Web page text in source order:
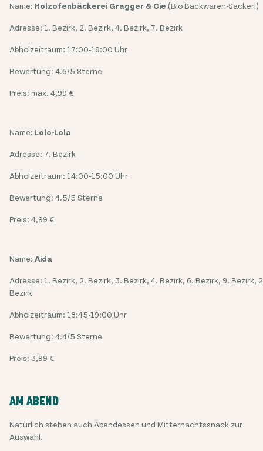
Name: Holzofenbäckerei Gragger & Cie (Bio Backwaren-Sackerl)
Adresse: 1. Bezirk, 2. Bezirk, 4. Bezirk, 7. Bezirk
Abholzeitraum: 17:00-18:00 Uhr
Bewertung: 4.6/5 Sterne
Preis: max. 4,99 €
Name: Lolo-Lola
Adresse: 7. Bezirk
Abholzeitraum: 14:00-15:00 Uhr
Bewertung: 4.5/5 Sterne
Preis: 4,99 €
Name: Aida
Adresse: 1. Bezirk, 2. Bezirk, 3. Bezirk, 4. Bezirk, 6. Bezirk, 9. Bezirk,
Bezirk
Abholzeitraum: 18:45-19:00 Uhr
Bewertung: 4.4/5 Sterne
Preis: 3,99 €
AM ABEND
Natürlich stehen auch Abendessen und Mitternachtssnack zur
Auswahl.